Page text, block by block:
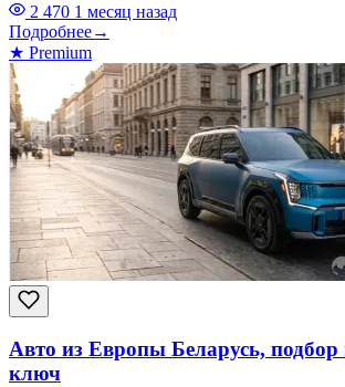
2 470 1 месяц назад
Подробнее→
★ Premium
Авто из Европы Беларусь, подбор
ключ